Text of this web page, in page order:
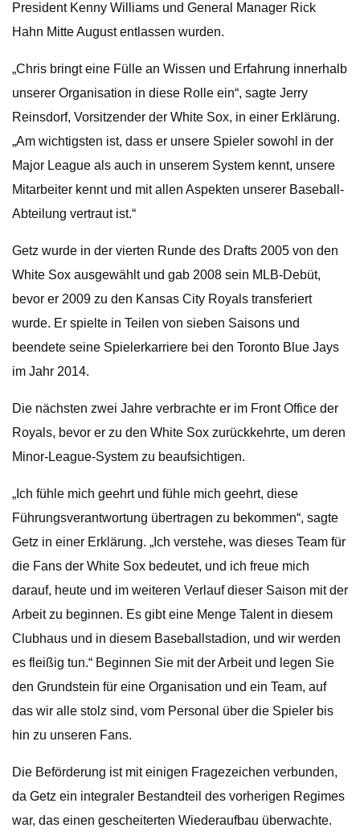
President Kenny Williams und General Manager Rick
Hahn Mitte August entlassen wurden.
„Chris bringt eine Fülle an Wissen und Erfahrung innerhalb
unserer Organisation in diese Rolle ein“, sagte Jerry
Reinsdorf, Vorsitzender der White Sox, in einer Erklärung.
„Am wichtigsten ist, dass er unsere Spieler sowohl in der
Major League als auch in unserem System kennt, unsere
Mitarbeiter kennt und mit allen Aspekten unserer Baseball-
Abteilung vertraut ist.“
Getz wurde in der vierten Runde des Drafts 2005 von den
White Sox ausgewählt und gab 2008 sein MLB-Debüt,
bevor er 2009 zu den Kansas City Royals transferiert
wurde. Er spielte in Teilen von sieben Saisons und
beendete seine Spielerkarriere bei den Toronto Blue Jays
im Jahr 2014.
Die nächsten zwei Jahre verbrachte er im Front Office der
Royals, bevor er zu den White Sox zurückkehrte, um deren
Minor-League-System zu beaufsichtigen.
„Ich fühle mich geehrt und fühle mich geehrt, diese
Führungsverantwortung übertragen zu bekommen“, sagte
Getz in einer Erklärung. „Ich verstehe, was dieses Team für
die Fans der White Sox bedeutet, und ich freue mich
darauf, heute und im weiteren Verlauf dieser Saison mit der
Arbeit zu beginnen. Es gibt eine Menge Talent in diesem
Clubhaus und in diesem Baseballstadion, und wir werden
es fleißig tun.“ Beginnen Sie mit der Arbeit und legen Sie
den Grundstein für eine Organisation und ein Team, auf
das wir alle stolz sind, vom Personal über die Spieler bis
hin zu unseren Fans.
Die Beförderung ist mit einigen Fragezeichen verbunden,
da Getz ein integraler Bestandteil des vorherigen Regimes
war, das einen gescheiterten Wiederaufbau überwachte.